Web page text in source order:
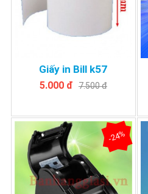
Giấy in Bill k57
5.000 đ 7.500 đ
-24%